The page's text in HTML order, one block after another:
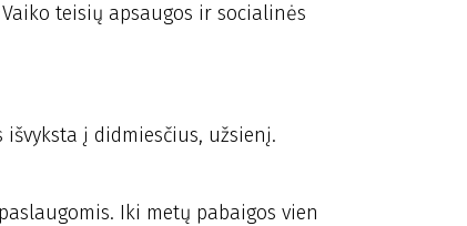
teisių apsaugos ir socialinės
į didmiesčius, užsienį.
Iki metų pabaigos vien